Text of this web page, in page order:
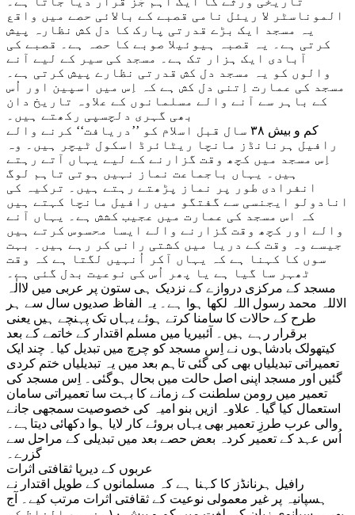
الموناسٹر لا ریئل نامی قصبے کے بالائی حصے میں واقع
یہ مسجد ایک بڑے قدرتی پارک کا دل کش نظارہ پیش
کرتی ہے۔ یہ قصبہ ہیوئیلا صوبے کا حصہ ہے۔ قصبے کی
آبادی ایک ہزار تک ہے۔ مسجد کی سیر کے لیے آنے
والوں کو یہ مسجد دل کش قدرتی نظارے پیش کرتی ہے۔
مسجد کی عمارت اِتنی دل کش ہے کہ اِس میں اسپین اور اُس
کے باہر سے آنے والے مسلمانوں کے علاوہ تاریخ دان
بھی گہری دلچسپی رکھتے ہیں۔
کم و بیش ۳۸ سال قبل اسلام کو ’’دریافت‘‘ کرنے والے
رافیل ہرنانڈز مانچا ریٹائرڈ اسکول ٹیچر ہیں۔ وہ
اِس مسجد میں کچھ وقت گزارنے کے لیے یہاں آتے رہتے
ہیں۔ یہاں باجماعت نماز نہیں ہوتی تاہم لوگ
انفرادی طور پر نماز پڑھتے رہتے ہیں۔ ترکیہ کی
انادولو ایجنسی سے گفتگو میں رافیل مانچا کہتے ہیں
کہ اس مسجد کی عمارت میں عجیب کشش ہے۔ یہاں آنے
والے اور کچھ وقت گزارنے والے ایسا محسوس کرتے ہیں
جیسے وہ وقت کے دریا میں کشتی رانی کر رہے ہیں۔ بہت
سوں کا کہنا ہے کہ یہاں آکر اُنہیں لگتا ہے کہ وقت
ٹھہر سا گیا ہے یا پھر اُس کی نوعیت بدل گئی ہے۔
مسجد کے مرکزی دروازے کے نزدیک ہی ستون پر عربی میں لاالٰہ
الاللہ محمد رسول اللہ لکھا ہوا ہے۔ یہ الفاظ صدیوں سال سے ہر
طرح کے حالات کا سامنا کرتے ہوئے یہاں تک پہنچے ہیں یعنی
برقرار رہے ہیں۔ آئبیریا میں مسلم اقتدار کے خاتمے کے بعد
کیتھولک بادشاہوں نے اِس مسجد کو چرچ میں تبدیل کیا۔ چند ایک
تعمیراتی تبدیلیاں بھی کی گئی تاہم بعد میں یہ تبدیلیاں ختم کردی
گئیں اور مسجد اپنی اصل حالت میں بحال ہوگئی۔ اِس مسجد کی
تعمیر میں رومن سلطنت کے زمانے کا بہت سا تعمیراتی سامان
استعمال کیا گیا۔ علاوہ ازیں بنو امیہ کی خصوصیت سمجھی جانے
والی عرب طرزِ تعمیر بھی یہاں بروئے کار لایا ہوا دکھائی دیتاہے۔
اُس عہد کے تعمیر کردہ بعض حصے بعد میں تبدیلی کے مراحل سے
گزرے۔
عربوں کے دیرپا ثقافتی اثرات
رافیل ہرنانڈز کا کہنا ہے کہ مسلمانوں کے طویل اقتدار نے
ہسپانیہ پر غیر معمولی نوعیت کے ثقافتی اثرات مرتب کیے۔ آج